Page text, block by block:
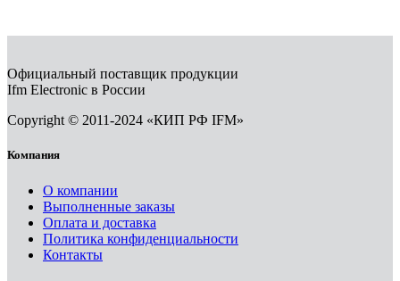
Официальный поставщик продукции
Ifm Electronic в России
Copyright © 2011-2024 «КИП РФ IFM»
Компания
О компании
Выполненные заказы
Оплата и доставка
Политика конфиденциальности
Контакты